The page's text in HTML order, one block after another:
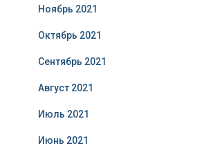
Ноябрь 2021
Октябрь 2021
Сентябрь 2021
Август 2021
Июль 2021
Июнь 2021